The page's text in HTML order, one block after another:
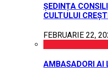
ȘEDINȚA
CULTULUI
FEBRUARIE 22,
AMBASADORI AI